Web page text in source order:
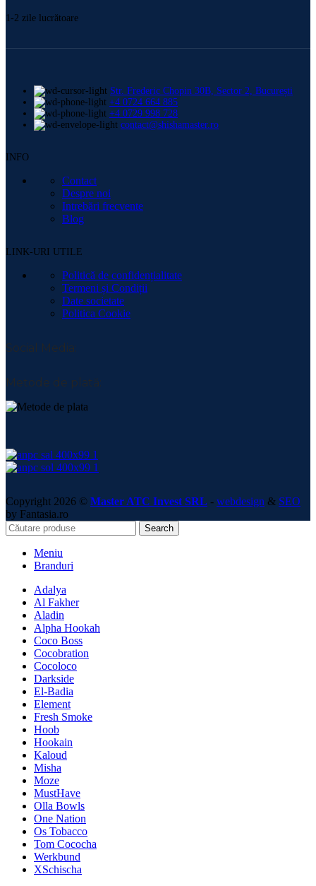
1-2 zile lucrătoare
Str. Frederic Chopin 30B, Sector 2, București
+4 0724 664 885
+4 0729 998 728
contact@shishamaster.ro
INFO
Contact
Despre noi
Intrebări frecvente
Blog
LINK-URI UTILE
Politică de confidențialitate
Termeni și Condiții
Date societate
Politica Cookie
Social Media:
Metode de plată:
Copyright 2026 © Master ATC Invest SRL - webdesign & SEO
by Fantasia.ro
Search
Meniu
Branduri
Adalya
Al Fakher
Aladin
Alpha Hookah
Coco Boss
Cocobration
Cocoloco
Darkside
El-Badia
Element
Fresh Smoke
Hoob
Hookain
Kaloud
Misha
Moze
MustHave
Olla Bowls
One Nation
Os Tobacco
Tom Cococha
Werkbund
XSchischa